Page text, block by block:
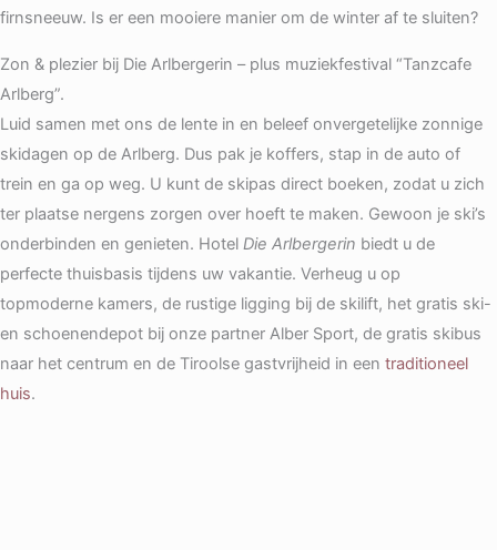
firnsneeuw. Is er een mooiere manier om de winter af te sluiten?
Zon & plezier bij Die Arlbergerin – plus muziekfestival “Tanzcafe
Arlberg”.
Luid samen met ons de lente in en beleef onvergetelijke zonnige
skidagen op de Arlberg. Dus pak je koffers, stap in de auto of
trein en ga op weg. U kunt de skipas direct boeken, zodat u zich
ter plaatse nergens zorgen over hoeft te maken. Gewoon je ski’s
onderbinden en genieten. Hotel Die Arlbergerin biedt u de
perfecte thuisbasis tijdens uw vakantie. Verheug u op
topmoderne kamers, de rustige ligging bij de skilift, het gratis ski-
en schoenendepot bij onze partner Alber Sport, de gratis skibus
naar het centrum en de Tiroolse gastvrijheid in een traditioneel
huis.